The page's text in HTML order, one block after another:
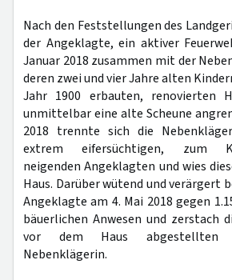
Nach den Feststellungen des
der Angeklagte, ein aktiver
Januar 2018 zusammen mit der
deren zwei und vier Jahre alten
Jahr 1900 erbauten, renovierten
unmittelbar eine alte Scheune
2018 trennte sich die
extrem eifersüchtigen, zum
neigenden Angeklagten und wies
Haus. Darüber wütend und verärgert
Angeklagte am 4. Mai 2018 gegen
bäuerlichen Anwesen und zerstach
vor dem Haus abgestellten
Nebenklägerin.